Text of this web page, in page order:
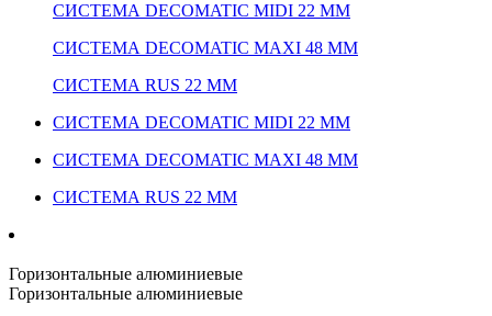
СИСТЕМА DECOMATIC MIDI 22 ММ
СИСТЕМА DECOMATIC MAXI 48 ММ
СИСТЕМА RUS 22 ММ
СИСТЕМА DECOMATIC MIDI 22 ММ
СИСТЕМА DECOMATIC MAXI 48 ММ
СИСТЕМА RUS 22 ММ
Горизонтальные алюминиевые
Горизонтальные алюминиевые